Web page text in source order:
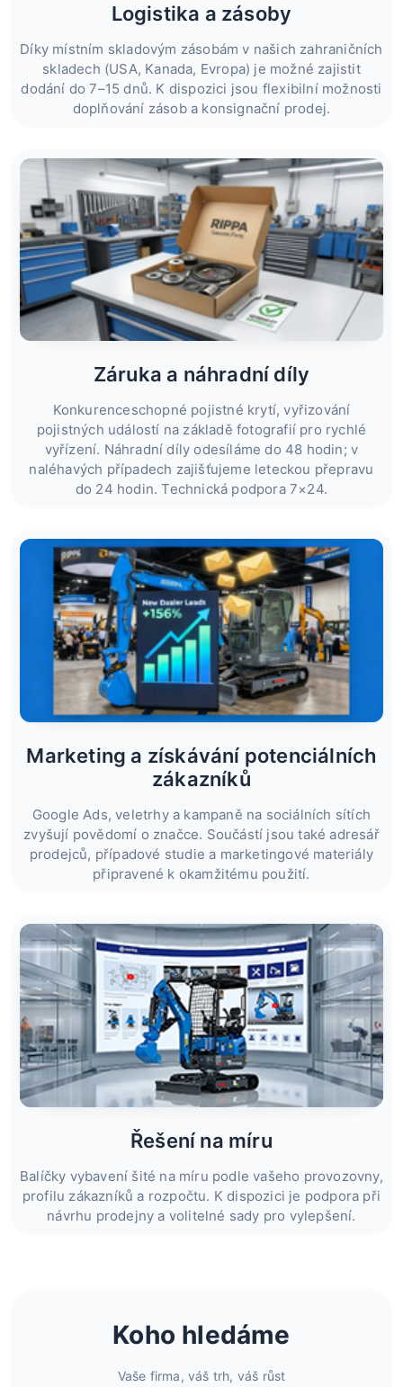
Logistika a zásoby
Díky místním skladovým zásobám v našich zahraničních
skladech (USA, Kanada, Evropa) je možné zajistit
dodání do 7–15 dnů. K dispozici jsou flexibilní možnosti
doplňování zásob a konsignační prodej.
Záruka a náhradní díly
Konkurenceschopné pojistné krytí, vyřizování
pojistných událostí na základě fotografií pro rychlé
vyřízení. Náhradní díly odesíláme do 48 hodin; v
naléhavých případech zajišťujeme leteckou přepravu
do 24 hodin. Technická podpora 7×24.
Marketing a získávání potenciálních
zákazníků
Google Ads, veletrhy a kampaně na sociálních sítích
zvyšují povědomí o značce. Součástí jsou také adresář
prodejců, případové studie a marketingové materiály
připravené k okamžitému použití.
Řešení na míru
Balíčky vybavení šité na míru podle vašeho provozovny,
profilu zákazníků a rozpočtu. K dispozici je podpora při
návrhu prodejny a volitelné sady pro vylepšení.
Koho hledáme
Vaše firma, váš trh, váš růst